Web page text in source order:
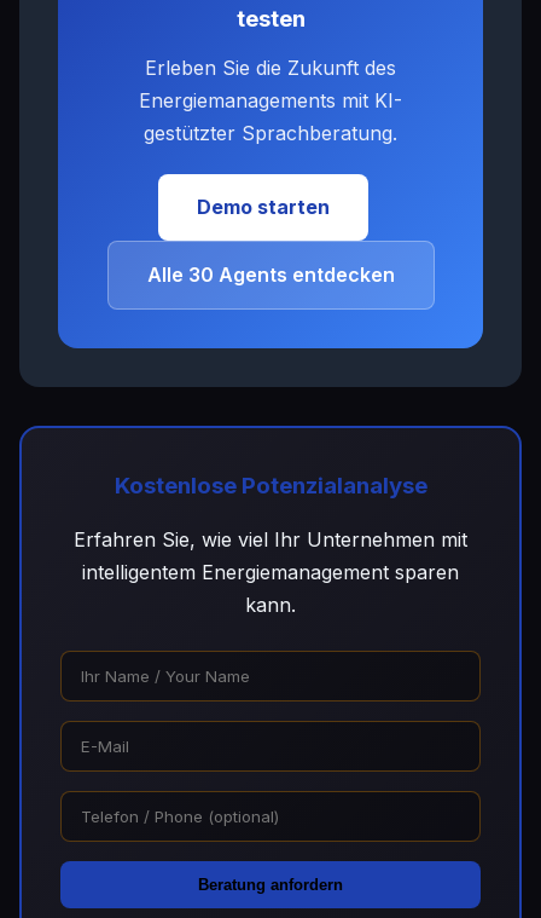
testen
Erleben Sie die Zukunft des
Energiemanagements mit KI-
gestützter Sprachberatung.
Demo starten
Alle 30 Agents entdecken
Kostenlose Potenzialanalyse
Erfahren Sie, wie viel Ihr Unternehmen mit
intelligentem Energiemanagement sparen
kann.
Beratung anfordern